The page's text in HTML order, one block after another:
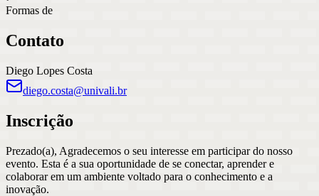
Formas de
Contato
Diego Lopes Costa
diego.costa@univali.br
Inscrição
Prezado(a), Agradecemos o seu interesse em participar do nosso
evento. Esta é a sua oportunidade de se conectar, aprender e
colaborar em um ambiente voltado para o conhecimento e a
inovação.